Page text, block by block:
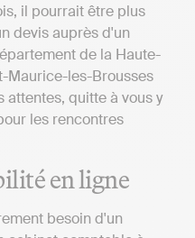
il pourrait être plus
devis auprès d'un
de la Haute-
Maurice-les-Brousses
attentes, quitte à vous y
les rencontres
en ligne
besoin d'un